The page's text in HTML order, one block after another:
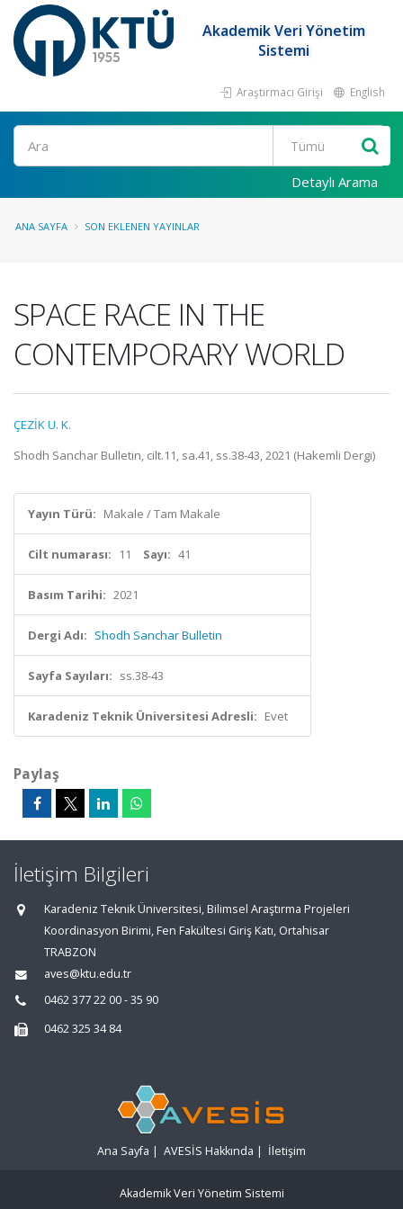
Akademik Veri Yönetim
Sistemi
Araştırmacı Girişi English
Ara
Detaylı Arama
ANA SAYFA SON EKLENEN YAYINLAR
SPACE RACE IN THE
CONTEMPORARY WORLD
ÇEZİK U. K.
Shodh Sanchar Bulletin, cilt.11, sa.41, ss.38-43, 2021 (Hakemli Dergi)
Yayın Türü: Makale / Tam Makale
Cilt numarası: 11 Sayı: 41
Basım Tarihi: 2021
Dergi Adı: Shodh Sanchar Bulletin
Sayfa Sayıları: ss.38-43
Karadeniz Teknik Üniversitesi Adresli: Evet
Paylaş
İletişim Bilgileri
Karadeniz Teknik Üniversitesi, Bilimsel Araştırma Projeleri
Koordinasyon Birimi, Fen Fakültesi Giriş Katı, Ortahisar
TRABZON
aves@ktu.edu.tr
0462 377 22 00 - 35 90
0462 325 34 84
Ana Sayfa | AVESİS Hakkında | İletişim
Akademik Veri Yönetim Sistemi